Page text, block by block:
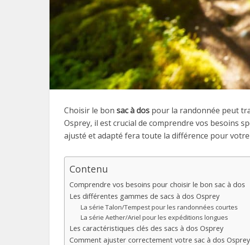
Choisir le bon sac à dos pour la randonnée peut
Osprey, il est crucial de comprendre vos besoins
ajusté et adapté fera toute la différence pour
Contenu
Comprendre vos besoins pour choisir le bon sac à dos
Les différentes gammes de sacs à dos Osprey
La série Talon/Tempest pour les randonnées courtes
La série Aether/Ariel pour les expéditions longues
Les caractéristiques clés des sacs à dos Osprey
Comment ajuster correctement votre sac à dos Osprey